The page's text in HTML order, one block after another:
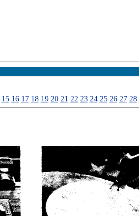
15 16 17 18 19 20 21 22 23 24 25 26 27 28